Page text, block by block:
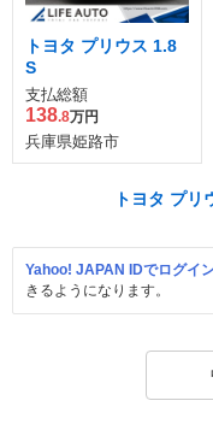
トヨタ プリウス 1.8
S
支払総額
138.8万円
兵庫県姫路市
トヨタ プリ
Yahoo! JAPAN IDでログイ
きるようになります。